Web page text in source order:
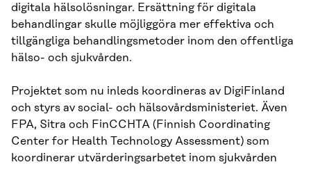
digitala hälsolösningar. Ersättning för digitala
behandlingar skulle möjliggöra mer effektiva och
tillgängliga behandlingsmetoder inom den offentliga
hälso- och sjukvården.
Projektet som nu inleds koordineras av DigiFinland
och styrs av social- och hälsovårdsministeriet. Även
FPA, Sitra och FinCCHTA (Finnish Coordinating
Center for Health Technology Assessment) som
koordinerar utvärderingsarbetet inom sjukvården